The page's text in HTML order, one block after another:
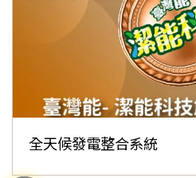
全天候發電整合系統